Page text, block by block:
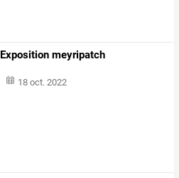
Exposition meyripatch
18 oct. 2022